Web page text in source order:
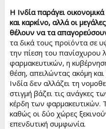
Η Ινδία παράγει
και καρκίνο, αλλά οι
θέλουν να τα
τα δικά τους προϊόντα σε
την πίεση του πανίσχυρου
φαρμακευτικών, η
θέση, απειλώντας ακόμη
Ινδία δεν αλλάζει τη
στιγμή βάζει τις
κέρδη των φαρμακευτικών.
καθώς οι δύο χώρες
επενδυτική συμφωνία.